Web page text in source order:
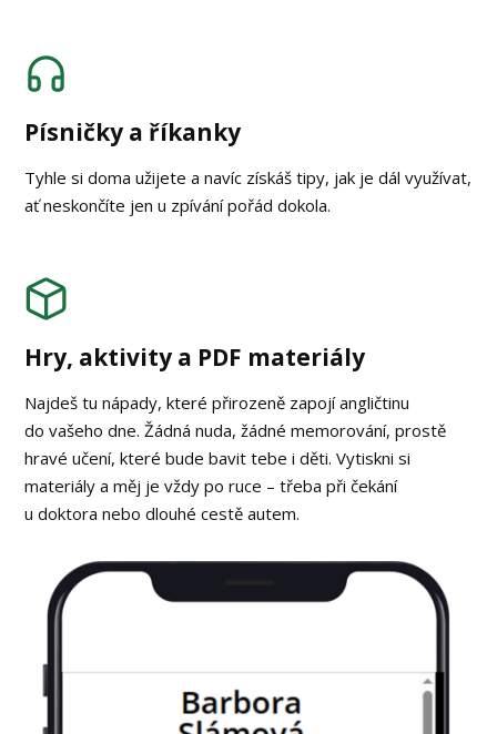
Písničky a říkanky
Tyhle si doma užijete a navíc získáš tipy, jak je dál využívat,
ať neskončíte jen u zpívání pořád dokola.
Hry, aktivity a PDF materiály
Najdeš tu nápady, které přirozeně zapojí angličtinu
do vašeho dne. Žádná nuda, žádné memorování, prostě
hravé učení, které bude bavit tebe i děti. Vytiskni si
materiály a měj je vždy po ruce – třeba při čekání
u doktora nebo dlouhé cestě autem.